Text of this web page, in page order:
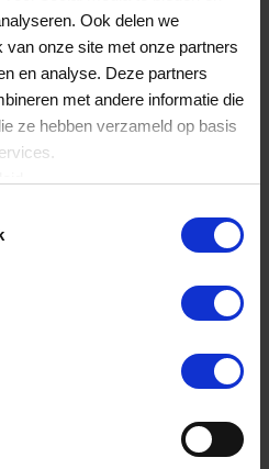
Ook delen we
van onze site met onze partners
en analyse. Deze partners
met andere informatie die
ze hebben verzameld op basis
delen besteden?
van je VVV
uitgeven.
geldig?
op de VVV cadeaukaart
je VVV
uitgeven.